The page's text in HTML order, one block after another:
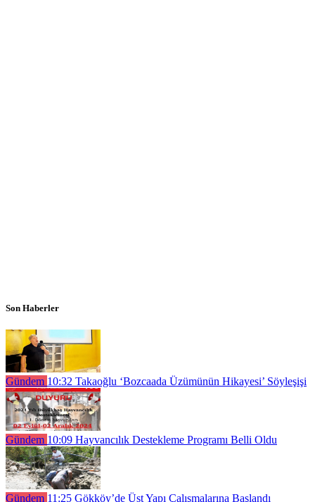
Son Haberler
Gündem 10:32 Takaoğlu ‘Bozcaada Üzümünün Hikayesi’ Söyleşişi
Gündem 10:09 Hayvancılık Destekleme Programı Belli Oldu
Gündem 11:25 Gökköy’de Üst Yapı Çalışmalarına Başlandı